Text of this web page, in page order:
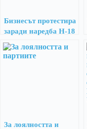
Бизнесът протестира
заради наредба Н-18
За лоялността и